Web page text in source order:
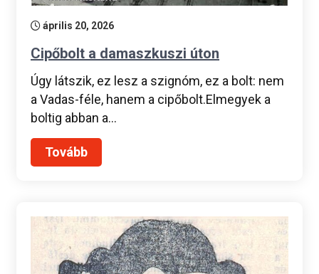
április 20, 2026
Cipőbolt a damaszkuszi úton
Úgy látszik, ez lesz a szignóm, ez a bolt: nem
a Vadas-féle, hanem a cipőbolt.Elmegyek a
boltig abban a…
Tovább